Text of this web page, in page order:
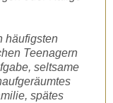
häufigsten
Teenagern
seltsame
spätes